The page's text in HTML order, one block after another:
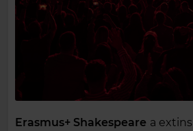
Erasmus+ Shakespeare a